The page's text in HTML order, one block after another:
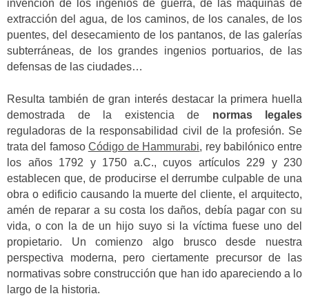
invención de los ingenios de guerra, de las máquinas de
extracción del agua, de los caminos, de los canales, de los
puentes, del desecamiento de los pantanos, de las galerías
subterráneas, de los grandes ingenios portuarios, de las
defensas de las ciudades…
Resulta también de gran interés destacar la primera huella
demostrada de la existencia de normas legales
reguladoras de la responsabilidad civil de la profesión. Se
trata del famoso Código de Hammurabi, rey babilónico entre
los años 1792 y 1750 a.C., cuyos artículos 229 y 230
establecen que, de producirse el derrumbe culpable de una
obra o edificio causando la muerte del cliente, el arquitecto,
amén de reparar a su costa los daños, debía pagar con su
vida, o con la de un hijo suyo si la víctima fuese uno del
propietario. Un comienzo algo brusco desde nuestra
perspectiva moderna, pero ciertamente precursor de las
normativas sobre construcción que han ido apareciendo a lo
largo de la historia.